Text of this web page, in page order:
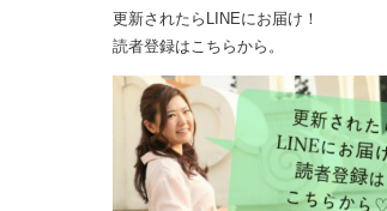
更新されたらLINEにお届け！
読者登録はこちらから。